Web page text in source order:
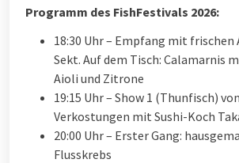
Programm des FishFestivals 2026:
18:30 Uhr – Empfang mit frischen
Sekt. Auf dem Tisch: Calamarnis
Aioli und Zitrone
19:15 Uhr – Show 1 (Thunfisch)
Verkostungen mit Sushi-Koch
20:00 Uhr – Erster Gang:
Flusskrebs